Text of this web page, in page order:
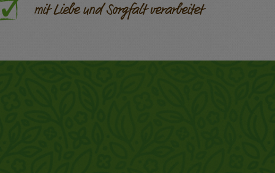
mit Liebe und Sorgfalt verarbeitet